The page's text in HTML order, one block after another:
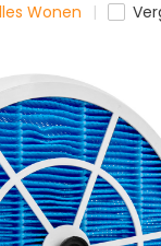
Wonen